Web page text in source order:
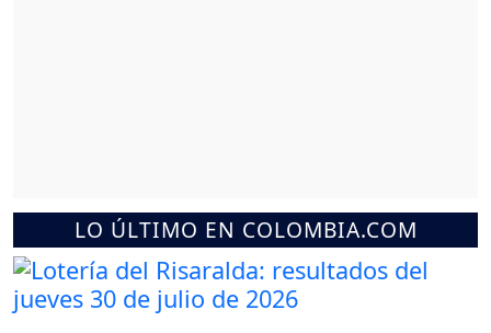
LO ÚLTIMO EN COLOMBIA.COM